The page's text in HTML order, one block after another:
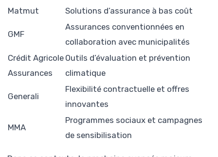
Matmut
Solutions d’assurance à bas coût
GMF
Assurances conventionnées en
collaboration avec municipalités
Crédit Agricole
Assurances
Outils d’évaluation et prévention
climatique
Generali
Flexibilité contractuelle et offres
innovantes
MMA
Programmes sociaux et campagnes
de sensibilisation